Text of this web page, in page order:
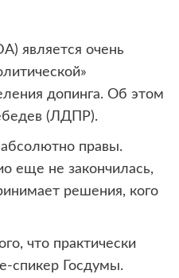
является очень
допинга. Об этом
(ЛДПР).
правы.
еще не закончилась,
решения, кого
что практически
спикер Госдумы.